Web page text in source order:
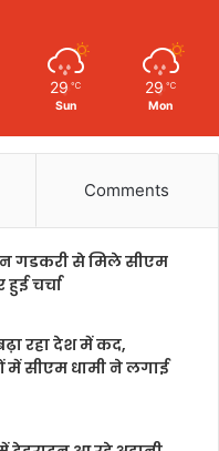
29 ℃
Sun
29 ℃
Mon
Comments
गडकरी से मिले सीएम
हुई चर्चा
रहा देश में कद,
में सीएम धामी ने लगाई